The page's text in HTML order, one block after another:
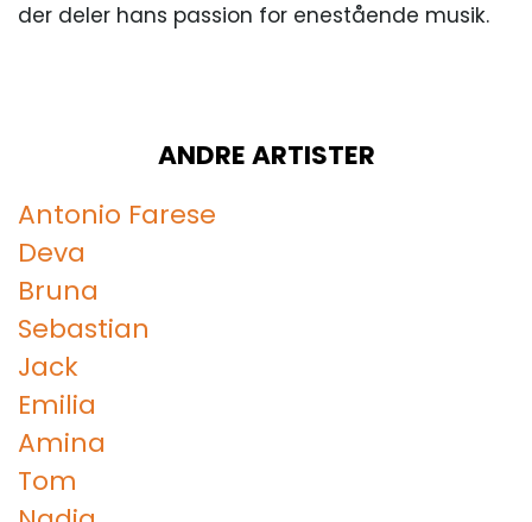
der deler hans passion for enestående musik.
ANDRE ARTISTER
Antonio Farese
Deva
Bruna
Sebastian
Jack
Emilia
Amina
Tom